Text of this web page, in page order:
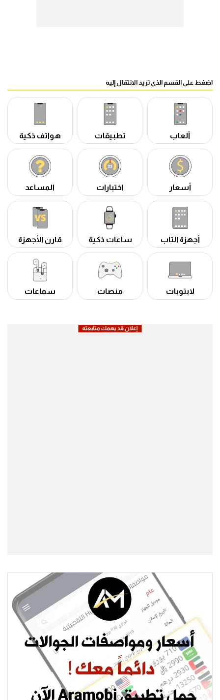
اضغط على القسم الذي تريد الانتقال إليه
ألعاب تطبيقات هواتف ذكية
أسعار اختبارات المساعد
أجهزة التاب ساعات ذكية قارن الأجهزة
لابتوبات منصات سماعات